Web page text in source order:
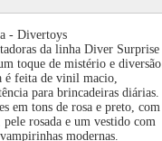
- Divertoys
da linha Diver Surprise
toque de mistério e
é feita de vinil macio,
para brincadeiras diárias.​
em tons de rosa e preto, com
rosada e um vestido com
modernas.​